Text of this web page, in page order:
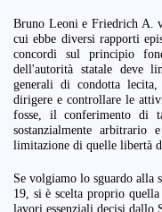
Bruno Leoni e Friedrich A.
cui ebbe diversi rapporti
concordi sul principio
dell'autorità statale deve
generali di condotta
dirigere e controllare le
fosse, il conferimento di
sostanzialmente arbitrario
limitazione di quelle libertà
Se volgiamo lo sguardo alla
19, si è scelta proprio
lavori essenziali decisi dallo